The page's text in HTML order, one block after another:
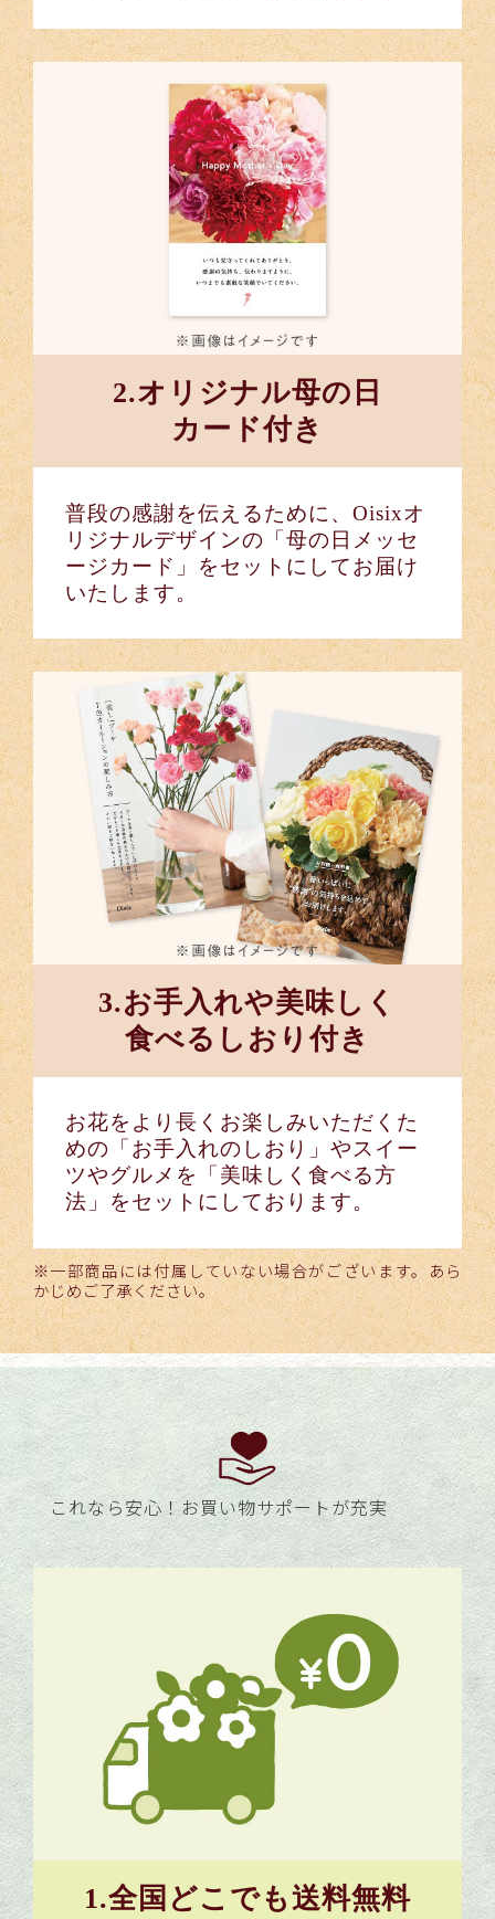
2.オリジナル母の日
カード付き
普段の感謝を伝えるために、Oisixオ
リジナルデザインの「母の日メッセ
ージカード」をセットにしてお届け
いたします。
3.お手入れや美味しく
食べるしおり付き
お花をより長くお楽しみいただくた
めの「お手入れのしおり」やスイー
ツやグルメを「美味しく食べる方
法」をセットにしております。
※一部商品には付属していない場合がございます。あら
かじめご了承ください。
これなら安心！ お買い物サポートが充実
1.全国どこでも送料無料